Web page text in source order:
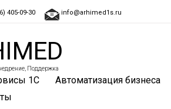
405-09-30 info@arhimed1s.ru
Поддержка
1С
Автоматизация бизнеса